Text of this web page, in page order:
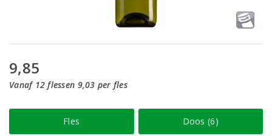
9,85
Vanaf 12 flessen 9,03 per fles
Fles Doos (6)